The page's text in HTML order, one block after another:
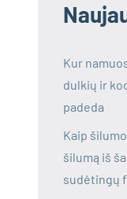
Kur
dulkių ir
padeda
Kaip
šilumą iš
sudėtingų